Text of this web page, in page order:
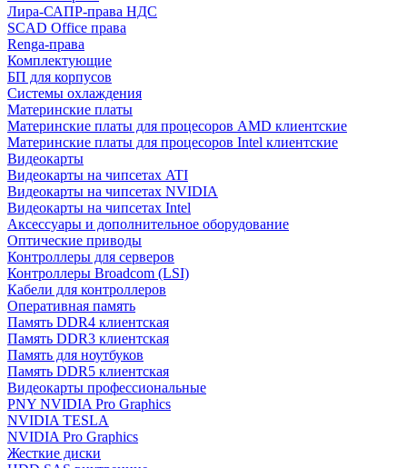
Лира-САПР-права НДС
SCAD Office права
Renga-права
Комплектующие
БП для корпусов
Системы охлаждения
Материнские платы
Материнские платы для процесоров AMD клиентские
Материнские платы для процесоров Intel клиентские
Видеокарты
Видеокарты на чипсетах ATI
Видеокарты на чипсетах NVIDIA
Видеокарты на чипсетах Intel
Аксессуары и дополнительное оборудование
Оптические приводы
Контроллеры для серверов
Контроллеры Broadcom (LSI)
Кабели для контроллеров
Оперативная память
Память DDR4 клиентская
Память DDR3 клиентская
Память для ноутбуков
Память DDR5 клиентская
Видеокарты профессиональные
PNY NVIDIA Pro Graphics
NVIDIA TESLA
NVIDIA Pro Graphics
Жесткие диски